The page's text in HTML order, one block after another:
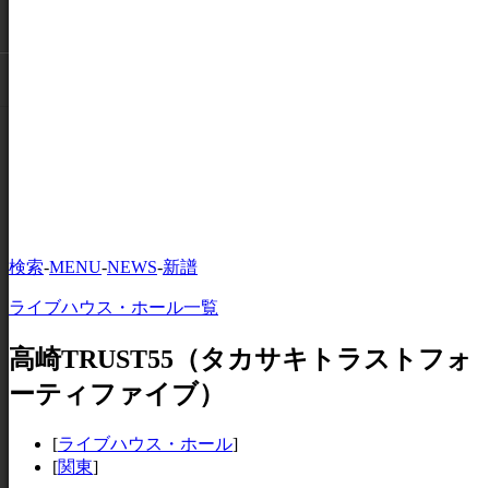
検索-MENU-NEWS-新譜
ライブハウス・ホール一覧
高崎TRUST55（タカサキトラストフォ
ーティファイブ）
[ライブハウス・ホール]
[関東]